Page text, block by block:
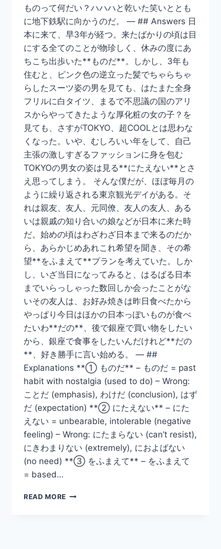
ものって何だい？ハハハと乾いた笑いととも
に地下鉄駅に向かうのだ。 — ## Answers 日
本に来て、早3年が経つ。来たばかりの頃は目
にする全てのことが物珍しく、休みの度にあ
ちこち出歩いた**ものだ**。しかし、3年も
住むと、ピンク色の逆立った髪でちゃらちゃ
らしたスーツ姿の男を見ても、はたまた全身
フリルに白タイツ、まるで不思議の国のアリ
スからやってきたような厚化粧の女の子？を
見ても、さすがTOKYO、超COOLとは思わな
くなった。いや、むしろいい年をして、自己
主張の激しすぎるファッションに身を包む
TOKYOの男女の姿は見る**にたえない**とさ
え思ってしまう。 そんな僕だが、ほぼ毎月の
ように繰り返される東京観光デイがある。そ
れは親友、友人、元同僚、友人の友人、ある
いは親戚の知り合いの娘などが日本に来た時
だ。始めの頃はわざわざ日本まで来るのだか
ら、あらかじめあれこれ希望を聞き、その希
望**をふまえて**プランを考えていた。しか
し、いざ当日になってみると、はるばる日本
までいらっしゃった数回しか会ったことがな
いその友人は、お好み焼きは昨日食べたから
やっぱり今日はほかの日本っぽいものが食べ
たいわ**だの**、後で銀座で買い物をしたい
から、銀座で食事をしたいんだけれど**だの
**、好き勝手に言い始める。 — ##
Explanations **① ものだ** – ものだ = past
habit with nostalgia (used to do) – Wrong:
ことだ (emphasis), わけだ (conclusion), はず
だ (expectation) **② にたえない** – にた
えない = unbearable, intolerable (negative
feeling) – Wrong: にたまらない (can’t resist),
にきわまりない (extremely), におよばない
(no need) **③ をふまえて** – をふまえて
= based…
READ MORE N1